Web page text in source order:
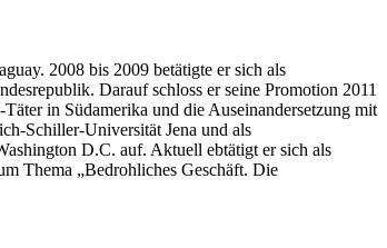
2008 bis 2009 betätigte er sich als
Darauf schloss er seine Promotion 2011
in Südamerika und die Auseinandersetzung mit
Schiller-Universität Jena und als
D.C. auf. Aktuell ebtätigt er sich als
Thema „Bedrohliches Geschäft. Die